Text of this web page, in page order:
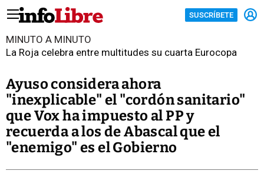
SUSCRÍBETE
MINUTO A MINUTO
La Roja celebra entre multitudes su cuarta Eurocopa
Ayuso considera ahora
"inexplicable" el "cordón sanitario"
que Vox ha impuesto al PP y
recuerda a los de Abascal que el
"enemigo" es el Gobierno